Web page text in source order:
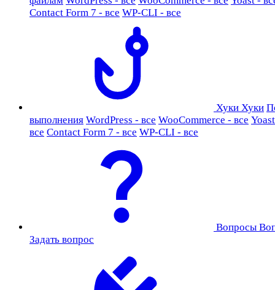
Contact Form 7 - все WP-CLI - все
Хуки Хуки
выполнения WordPress - все WooCommerce - все
все Contact Form 7 - все WP-CLI - все
Вопросы
Задать вопрос